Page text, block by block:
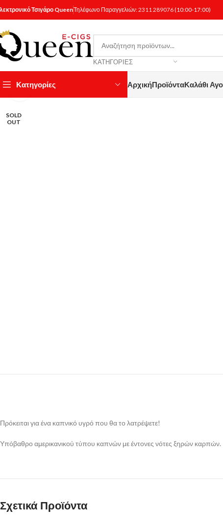
Τσιγάρο QueenΤηλέφωνο Παραγγελιών:2311 289076(10:00-17:00)
ΚΑΤΗΓΟΡΊΕΣ
Κατηγορίες ΑρχικήΠροϊόνταΚαλάθι
SOLD
OUT
Κάντε κλικ για μεγέθυνση
Πρόκειται για ένα καπνικό υγρό που θα το λατρέψετε!
Υπόβαθρο αμερικανικού τύπου καπνών με έντονες νότες ξηρών καρπών.
Σχετικά Προϊόντα